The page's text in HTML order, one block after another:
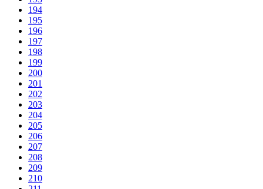
194
195
196
197
198
199
200
201
202
203
204
205
206
207
208
209
210